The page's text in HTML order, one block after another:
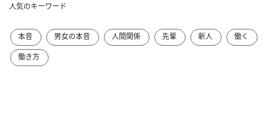
人気のキーワード
本音 男女の本音 人間関係 先輩 新人
働く
働き方